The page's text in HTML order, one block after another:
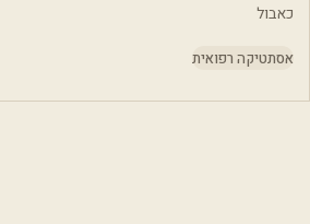
כאבול
אסתטיקה רפואית